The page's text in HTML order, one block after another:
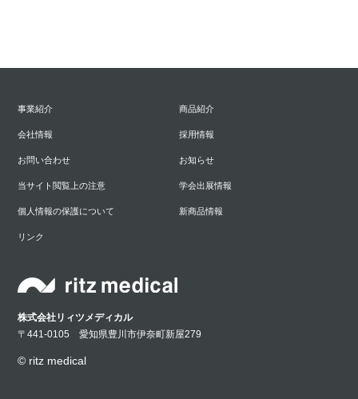
株式会社リィツメディカル
〒441-0105 愛知県豊川市伊奈町新屋279
© ritz medical
事業紹介 商品紹介
会社情報 採用情報
お問い合わせ お知らせ
当サイト閲覧上の注意 学会出展情報
個人情報の保護について 新商品情報
リンク